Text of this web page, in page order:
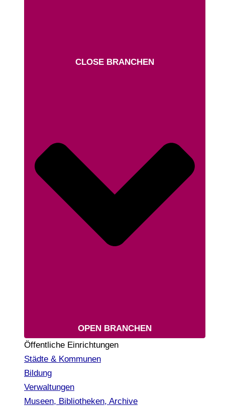
CLOSE BRANCHEN
OPEN BRANCHEN
Öffentliche Einrichtungen
Städte & Kommunen
Bildung
Verwaltungen
Museen, Bibliotheken, Archive